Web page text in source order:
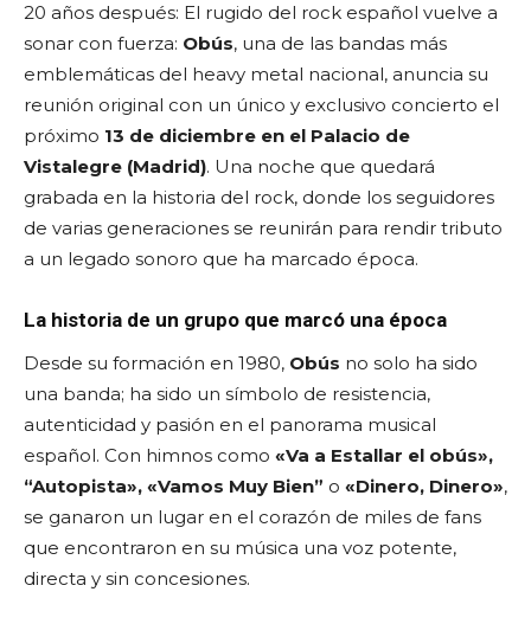
20 años después: El rugido del rock español vuelve a
sonar con fuerza: Obús, una de las bandas más
emblemáticas del heavy metal nacional, anuncia su
reunión original con un único y exclusivo concierto el
próximo 13 de diciembre en el Palacio de
Vistalegre (Madrid). Una noche que quedará
grabada en la historia del rock, donde los seguidores
de varias generaciones se reunirán para rendir tributo
a un legado sonoro que ha marcado época.
La historia de un grupo que marcó una época
Desde su formación en 1980, Obús no solo ha sido
una banda; ha sido un símbolo de resistencia,
autenticidad y pasión en el panorama musical
español. Con himnos como «Va a Estallar el obús»,
“Autopista», «Vamos Muy Bien” o «Dinero, Dinero»,
se ganaron un lugar en el corazón de miles de fans
que encontraron en su música una voz potente,
directa y sin concesiones.